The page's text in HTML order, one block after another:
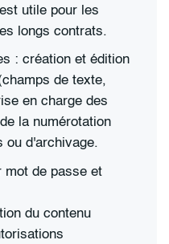
utile pour les
longs contrats.
: création et édition
de texte,
en charge des
la numérotation
ou d'archivage.
mot de passe et
du contenu